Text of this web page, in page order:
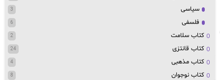
سیاسی 3
فلسفی 6
کتاب سلامت 2
کتاب قانتزی 24
کتاب مذهبی 4
کتاب نوجوان 8